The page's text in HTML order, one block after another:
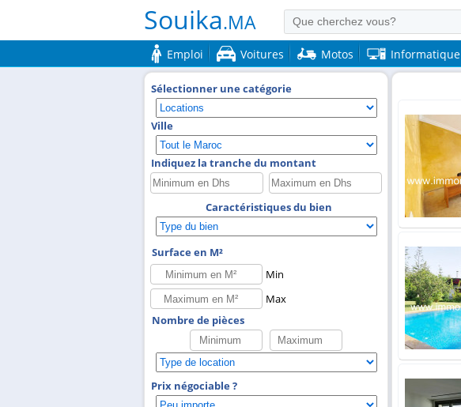
Souika.MA
Emploi Voitures Motos Informatique
Sélectionner une catégorie
Ville
Indiquez la tranche du montant
Caractéristiques du bien
Surface en M²
Min
Max
Nombre de pièces
Prix négociable ?